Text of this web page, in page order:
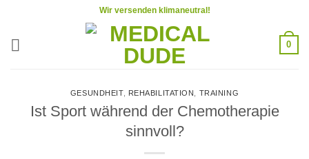
springen
Wir versenden klimaneutral!
0
GESUNDHEIT, REHABILITATION TRAINING
Ist Sport während der Chemotherapie
sinnvoll?